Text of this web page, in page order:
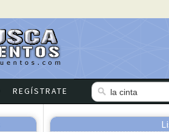
REGÍSTRATE